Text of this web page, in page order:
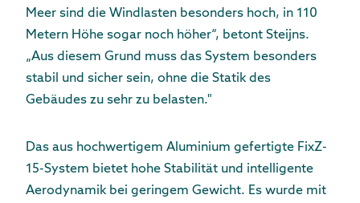
Meer sind die Windlasten besonders hoch, in 110
Metern Höhe sogar noch höher“, betont Steijns.
„Aus diesem Grund muss das System besonders
stabil und sicher sein, ohne die Statik des
Gebäudes zu sehr zu belasten."
Das aus hochwertigem Aluminium gefertigte FixZ-
15-System bietet hohe Stabilität und intelligente
Aerodynamik bei geringem Gewicht. Es wurde mit